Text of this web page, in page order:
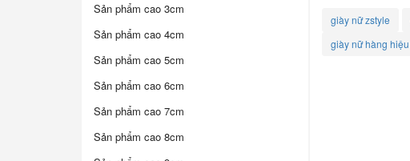
Sản phẩm cao 3cm
Sản phẩm cao 4cm
Sản phẩm cao 5cm
Sản phẩm cao 6cm
Sản phẩm cao 7cm
Sản phẩm cao 8cm
giày nữ zstyle
giày nữ hàng hiệu